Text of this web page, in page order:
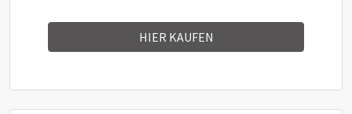
HIER KAUFEN